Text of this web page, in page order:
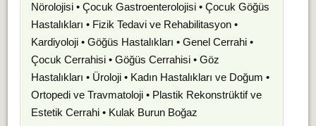
Nörolojisi • Çocuk Gastroenterolojisi • Çocuk Göğüs
Hastalıkları • Fizik Tedavi ve Rehabilitasyon •
Kardiyoloji • Göğüs Hastalıkları • Genel Cerrahi •
Çocuk Cerrahisi • Göğüs Cerrahisi • Göz
Hastalıkları • Üroloji • Kadın Hastalıkları ve Doğum •
Ortopedi ve Travmatoloji • Plastik Rekonstrüktif ve
Estetik Cerrahi • Kulak Burun Boğaz